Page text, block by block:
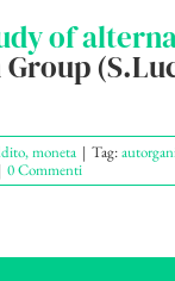
of
moneta | Tag:
0 Commenti